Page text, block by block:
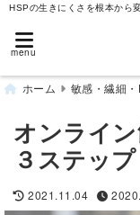
HSPの生きにくさを根本から
menu
ホーム 敏感・繊細
オンライ
３ステップ
2021.11.04